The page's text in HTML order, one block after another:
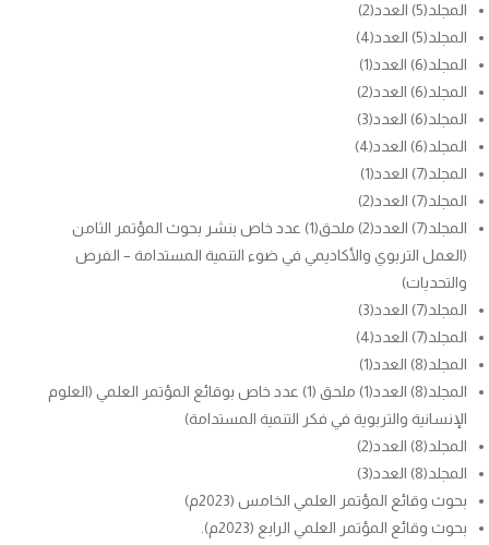
المجلد(5) العدد(2)
المجلد(5) العدد(4)
المجلد(6) العدد(1)
المجلد(6) العدد(2)
المجلد(6) العدد(3)
المجلد(6) العدد(4)
المجلد(7) العدد(1)
المجلد(7) العدد(2)
المجلد(7) العدد(2) ملحق(1) عدد خاص بنشر بحوث المؤتمر الثامن
(العمل التربوي والأكاديمي في ضوء التنمية المستدامة – الفرص
والتحديات)
المجلد(7) العدد(3)
المجلد(7) العدد(4)
المجلد(8) العدد(1)
المجلد(8) العدد(1) ملحق (1) عدد خاص بوقائع المؤتمر العلمي (العلوم
الإنسانية والتربوية في فكر التنمية المستدامة)
المجلد(8) العدد(2)
المجلد(8) العدد(3)
بحوث وقائع المؤتمر العلمي الخامس (2023م)
بحوث وقائع المؤتمر العلمي الرابع (2023م).